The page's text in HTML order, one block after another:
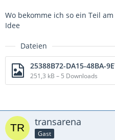
Wo bekomme ich so ein Teil
Idee
Dateien
25388B72-DA15-48BA-
251,3 kB – 5 Downloads
transarena
Gast